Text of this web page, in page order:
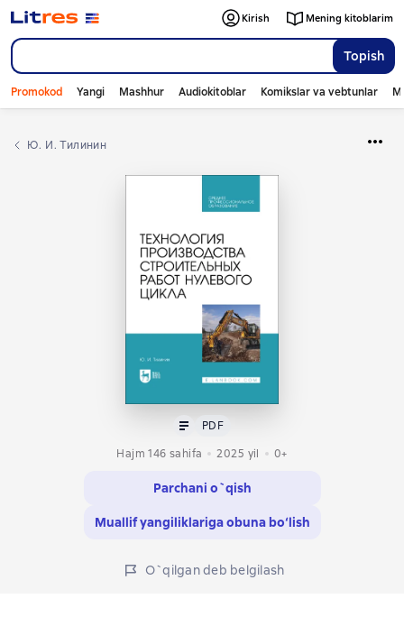
Topish
Kirish Mening kitoblarim
Promokod Yangi Mashhur Audiokitoblar Komikslar va vebtunlar
Ю. И. Тилинин
Matn PDF
PDF
Hajm 146 sahifa
2025 yil 0+
Parchani o`qish
Muallif yangiliklariga obuna bo‘lish
O`qilgan deb belgilash